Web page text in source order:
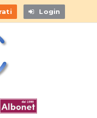
Login